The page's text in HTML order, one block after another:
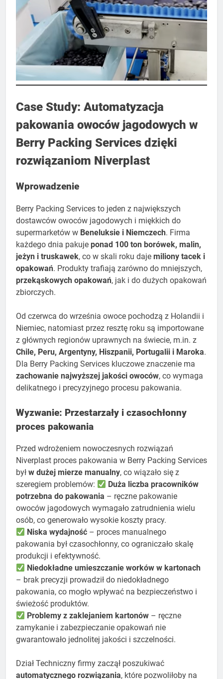
Case Study: Automatyzacja
pakowania owoców jagodowych w
Berry Packing Services dzięki
rozwiązaniom Niverplast
Wprowadzenie
Berry Packing Services to jeden z największych
dostawców owoców jagodowych i miękkich do
supermarketów w Beneluksie i Niemczech. Firma
każdego dnia pakuje ponad 100 ton borówek, malin,
jeżyn i truskawek, co w skali roku daje miliony tacek i
opakowań. Produkty trafiają zarówno do mniejszych,
przekąskowych opakowań, jak i do dużych opakowań
zbiorczych.
Od czerwca do września owoce pochodzą z Holandii i
Niemiec, natomiast przez resztę roku są importowane
z głównych regionów uprawnych na świecie, m.in. z
Chile, Peru, Argentyny, Hiszpanii, Portugalii i Maroka.
Dla Berry Packing Services kluczowe znaczenie ma
zachowanie najwyższej jakości owoców, co wymaga
delikatnego i precyzyjnego procesu pakowania.
Wyzwanie: Przestarzały i czasochłonny
proces pakowania
Przed wdrożeniem nowoczesnych rozwiązań
Niverplast proces pakowania w Berry Packing Services
był w dużej mierze manualny, co wiązało się z
szeregiem problemów:
Duża liczba pracowników
potrzebna do pakowania – ręczne pakowanie
owoców jagodowych wymagało zatrudnienia wielu
osób, co generowało wysokie koszty pracy.
Niska wydajność – proces manualnego
pakowania był czasochłonny, co ograniczało skalę
produkcji i efektywność.
Niedokładne umieszczanie worków w kartonach
– brak precyzji prowadził do niedokładnego
pakowania, co mogło wpływać na bezpieczeństwo i
świeżość produktów.
Problemy z zaklejaniem kartonów – ręczne
zamykanie i zabezpieczanie opakowań nie
gwarantowało jednolitej jakości i szczelności.
Dział Techniczny firmy zaczął poszukiwać
automatycznego rozwiązania, które pozwoliłoby na